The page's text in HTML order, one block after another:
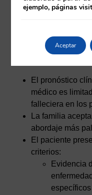
Se
a) Criterios
El pronóstico
médico es
falleciera en los
La familia
abordaje más
El paciente
criterios:
Evidencia
ejemplo, páginas
Aceptar